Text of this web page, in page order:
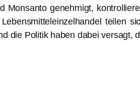
Monsanto genehmigt,
teilen
die Politik haben dabei versagt,